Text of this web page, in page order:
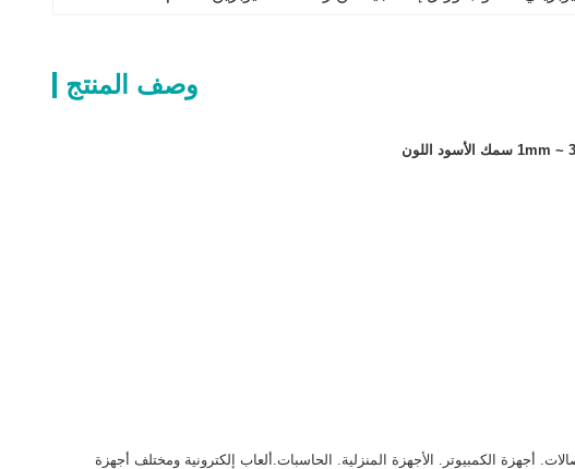
وصف المنتج
أجهزة الكمبيوتر. الأجهزة المنزلية. الحاسبات.ألعاب إلكترونية ومختلف أجهزة